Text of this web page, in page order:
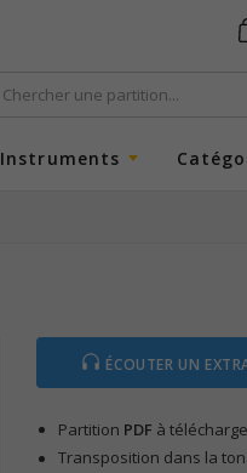
Instruments
ÉCOUTER UN
Partition PDF à
Transposition dans la